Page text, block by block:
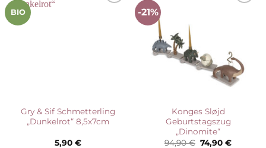
BIO
Gry & Sif Schmetterling
„Dunkelrot“ 8,5x7cm
5,90 €
-21%
Konges Sløjd
Geburtstagszug
„Dinomite“
94,90€ Ursprünglicher
74,90€